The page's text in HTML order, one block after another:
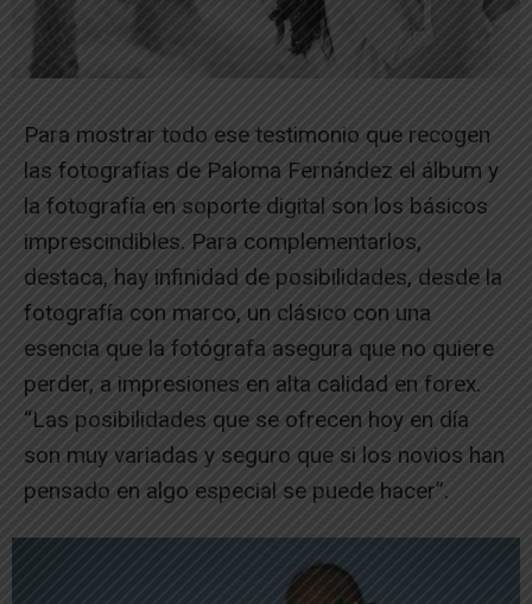
Para mostrar todo ese testimonio que recogen
las fotografías de Paloma Fernández el álbum y
la fotografía en soporte digital son los básicos
imprescindibles. Para complementarlos,
destaca, hay infinidad de posibilidades, desde la
fotografía con marco, un clásico con una
esencia que la fotógrafa asegura que no quiere
perder, a impresiones en alta calidad en forex.
“Las posibilidades que se ofrecen hoy en día
son muy variadas y seguro que si los novios han
pensado en algo especial se puede hacer”.